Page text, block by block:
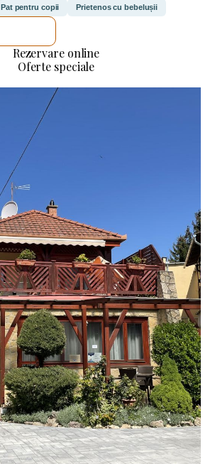
Pat pentru copii Prietenos cu bebelușii
Rezervare online
Oferte speciale